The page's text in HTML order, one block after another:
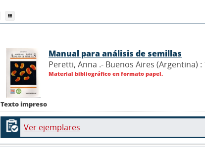
Texto impreso
Manual para análisis de semillas
Peretti, Anna .- Buenos Aires (Argentina) :
Material bibliográfico en formato papel.
Ver ejemplares